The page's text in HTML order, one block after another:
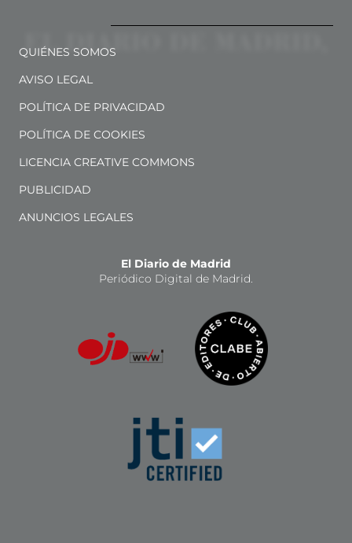
QUIÉNES SOMOS
AVISO LEGAL
POLÍTICA DE PRIVACIDAD
POLÍTICA DE COOKIES
LICENCIA CREATIVE COMMONS
PUBLICIDAD
ANUNCIOS LEGALES
El Diario de Madrid
Periódico Digital de Madrid.